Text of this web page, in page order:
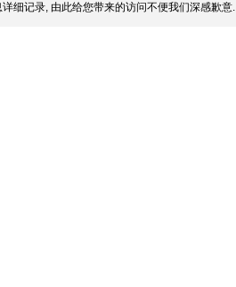
细记录, 由此给您带来的访问不便我们深感歉意.